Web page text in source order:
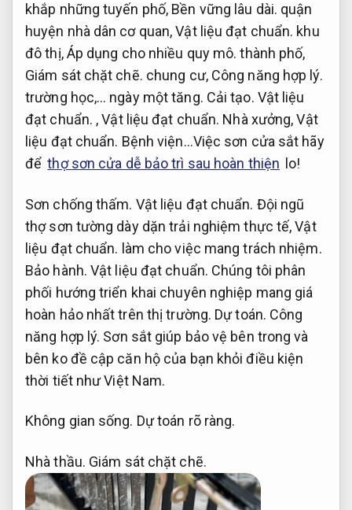
khắp những tuyến phố, Bền vững lâu dài. quận
huyện nhà dân cơ quan,Vật liệu đạt chuẩn. khu
đô thị,Áp dụng cho nhiều quy mô. thành phố,
Giám sát chặt chẽ. chung cư, Công năng hợp lý.
trường học,… ngày một tăng. Cải tạo. Vật liệu
đạt chuẩn. ,Vật liệu đạt chuẩn. Nhà xưởng,Vật
liệu đạt chuẩn. Bệnh viện…Việc sơn cửa sắt hãy
để thợ sơn cửa dễ bảo trì sau hoàn thiện lo!
Sơn chống thấm. Vật liệu đạt chuẩn. Đội ngũ
thợ sơn tường dày dặn trải nghiệm thực tế,Vật
liệu đạt chuẩn. làm cho việc mang trách nhiệm.
Bảo hành. Vật liệu đạt chuẩn. Chúng tôi phân
phối hướng triển khai chuyên nghiệp mang giá
hoàn hảo nhất trên thị trường. Dự toán. Công
năng hợp lý. Sơn sắt giúp bảo vệ bên trong và
bên ko đề cập căn hộ của bạn khỏi điều kiện
thời tiết như Việt Nam.
Không gian sống. Dự toán rõ ràng.
Nhà thầu. Giám sát chặt chẽ.